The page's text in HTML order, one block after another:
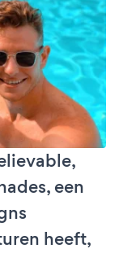
een
heeft,